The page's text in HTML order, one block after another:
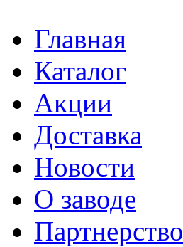
Главная
Каталог
Акции
Доставка
Новости
О заводе
Партнерство